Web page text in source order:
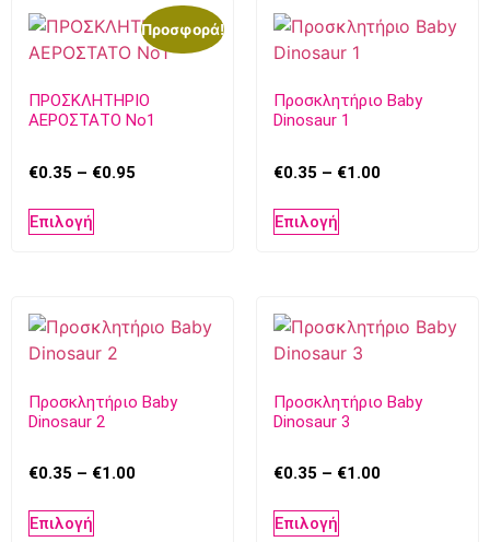
Προσφορά!
ΠΡΟΣΚΛΗΤΗΡΙΟ
ΑΕΡΟΣΤΑΤΟ Νο1
€0.35 – €0.95
Επιλογή
Προσκλητήριο Baby
Dinosaur 1
€0.35 – €1.00
Επιλογή
Προσκλητήριο Baby
Dinosaur 2
€0.35 – €1.00
Επιλογή
Προσκλητήριο Baby
Dinosaur 3
€0.35 – €1.00
Επιλογή